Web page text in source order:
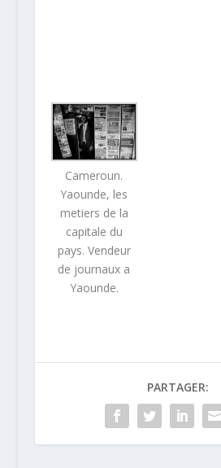
Cameroun.
Yaounde, les
metiers de la
capitale du
pays. Vendeur
de journaux a
Yaounde.
PARTAGER: